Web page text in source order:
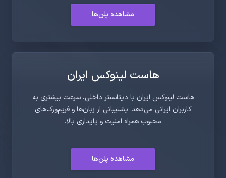
مشاهده پلن‌ها
هاست لینوکس ایران
هاست لینوکس ایران با دیتاسنتر داخلی، سرعت بیشتری به
کاربران ایرانی می‌دهد. پشتیبانی از زبان‌ها و فریم‌ورک‌های
محبوب همراه امنیت و پایداری بالا.
مشاهده پلن‌ها